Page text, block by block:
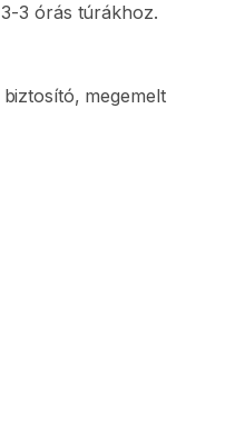
3-3 órás túrákhoz.
biztosító​,​ megemelt